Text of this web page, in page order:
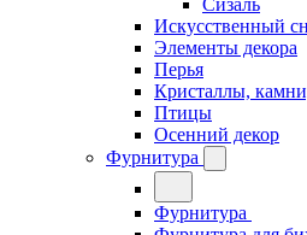
Сизаль
Искусственный
Элементы декора
Перья
Кристаллы,
Птицы
Осенний декор
Фурнитура
Фурнитура